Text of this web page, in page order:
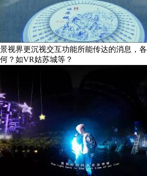
视界更沉视交互功能所能传达的消息，各
？如VR姑苏城等？